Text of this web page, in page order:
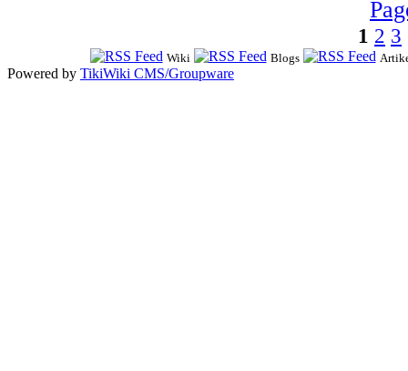
1 2 3
Wiki Blogs
Powered by TikiWiki CMS/Groupware